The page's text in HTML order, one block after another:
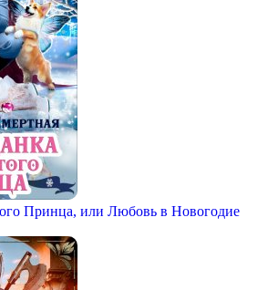
Принца, или Любовь в Новогодие